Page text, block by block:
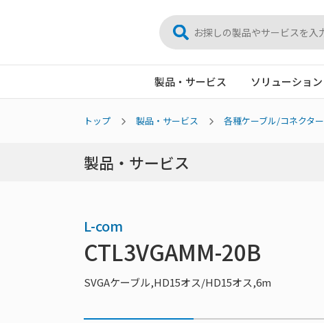
製品・サービス ソリューション
トップ 製品・サービス 各種ケーブル/コネクター
製品・サービス
L-com
CTL3VGAMM-20B
SVGAケーブル,HD15オス/HD15オス,6m